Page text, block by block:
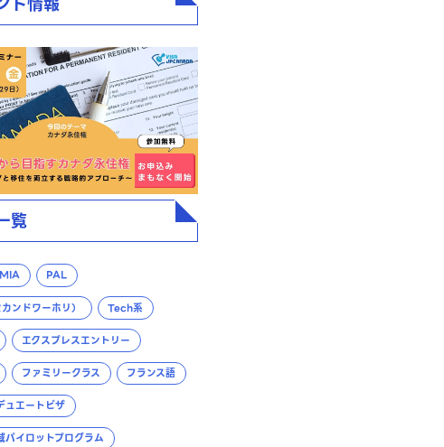
覧
PAL
ンドワーホリ） Tech系
エクスプレスエントリー
ファミリークラス フランス語
ュエートビザ
パイロットプログラム